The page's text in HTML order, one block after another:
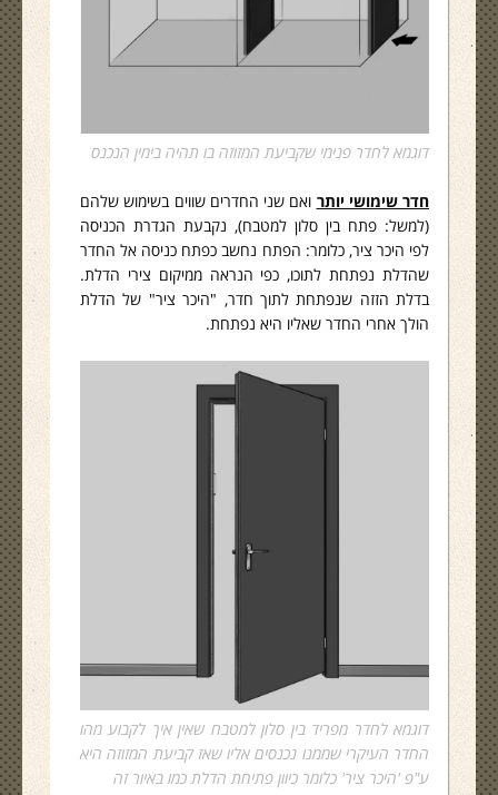
דוגמא לחדר פנימי שקביעת המזוזה בו תהיה בימין הנכנס
חדר שימושי יותר ואם שני החדרים שווים בשימוש שלהם
(למשל: פתח בין סלון למטבח), נקבעת הגדרת הכניסה
לפי היכר ציר, כלומר: הפתח נחשב כפתח כניסה אל החדר
שהדלת נפתחת לתוכו, כפי הנראה ממיקום צירי הדלת.
בדלת הזזה שנפתחת לתוך חדר, "היכר ציר" של הדלת
הולך אחרי החדר שאליו היא נפתחת.
דוגמא לחדר מפריד בין סלון למטבח שאין איך לקבוע מהו
החדר העיקרי שממנו נכנסים אליו שאז קביעת המזוזה היא
ע"פ 'היכר ציר' כלומר כיוון פתיחת הדלת כמו באיור זה